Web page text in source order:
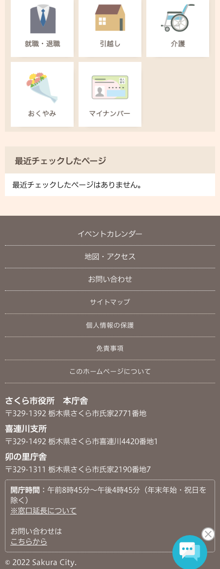
最近チェックしたページ
最近チェックしたページはありません。
イベントカレンダー
地図・アクセス
お問い合わせ
サイトマップ
個人情報の保護
免責事項
このホームページについて
さくら市役所 本庁舎
〒329-1392 栃木県さくら市氏家2771番地
喜連川支所
〒329-1492 栃木県さくら市喜連川4420番地1
卯の里庁舎
〒329-1311 栃木県さくら市氏家2190番地7
開庁時間 ：午前8時45分～午後4時45分（年末年始・祝日を
除く）
※窓口延長について
お問い合わせは
こちらから
© 2022 Sakura City.